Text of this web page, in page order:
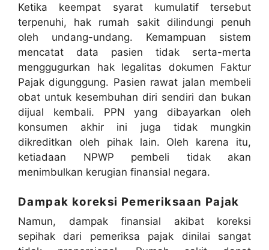
Ketika keempat syarat kumulatif tersebut
terpenuhi, hak rumah sakit dilindungi penuh
oleh undang-undang. Kemampuan sistem
mencatat data pasien tidak serta-merta
menggugurkan hak legalitas dokumen Faktur
Pajak digunggung. Pasien rawat jalan membeli
obat untuk kesembuhan diri sendiri dan bukan
dijual kembali. PPN yang dibayarkan oleh
konsumen akhir ini juga tidak mungkin
dikreditkan oleh pihak lain. Oleh karena itu,
ketiadaan NPWP pembeli tidak akan
menimbulkan kerugian finansial negara.
Dampak koreksi Pemeriksaan Pajak
Namun, dampak finansial akibat koreksi
sepihak dari pemeriksa pajak dinilai sangat